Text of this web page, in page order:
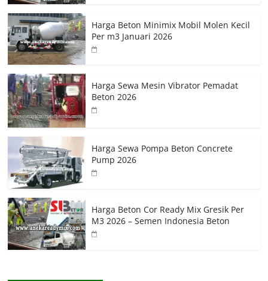
Harga Beton Minimix Mobil Molen Kecil
Per m3 Januari 2026
Harga Sewa Mesin Vibrator Pemadat
Beton 2026
Harga Sewa Pompa Beton Concrete
Pump 2026
Harga Beton Cor Ready Mix Gresik Per
M3 2026 – Semen Indonesia Beton